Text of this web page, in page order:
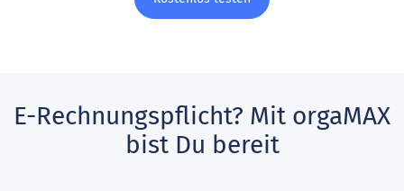
E-Rechnungspflicht? Mit orgaMAX
bist Du bereit